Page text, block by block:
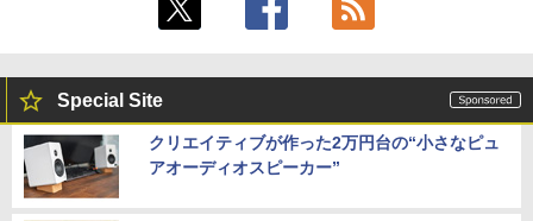
Special Site
クリエイティブが作った2万円台の“小さなピュ
アオーディオスピーカー”